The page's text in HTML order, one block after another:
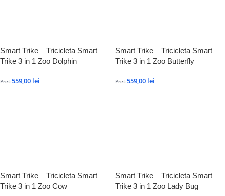
Smart Trike – Tricicleta Smart
Trike 3 in 1 Zoo Dolphin
Pret:559,00 lei
Smart Trike – Tricicleta Smart
Trike 3 in 1 Zoo Butterfly
Pret:559,00 lei
Smart Trike – Tricicleta Smart
Trike 3 in 1 Zoo Cow
Smart Trike – Tricicleta Smart
Trike 3 in 1 Zoo Lady Bug